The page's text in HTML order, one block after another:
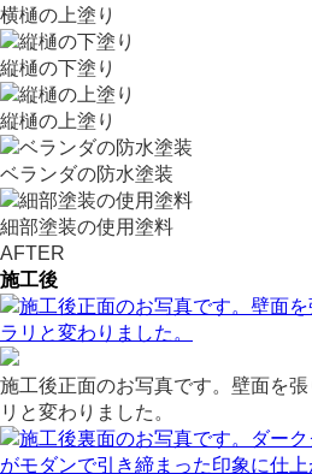
横樋の上塗り
縦樋の下塗り
縦樋の上塗り
ベランダの防水塗装
細部塗装の使用塗料
AFTER
施工後
施工後正面のお写真です。壁面を
リと変わりました。